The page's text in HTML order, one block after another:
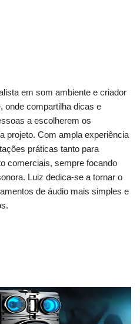
em som ambiente e criador
onde compartilha dicas e
a escolherem os
projeto. Com ampla experiência
práticas tanto para
comerciais, sempre focando
Luiz dedica-se a tornar o
de áudio mais simples e